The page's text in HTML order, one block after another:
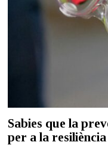
Sabies que la
per a la